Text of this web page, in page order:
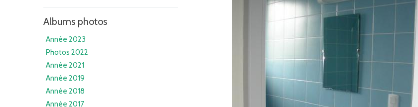
Albums photos
Année 2023
Photos 2022
Année 2021
Année 2019
Année 2018
Année 2017